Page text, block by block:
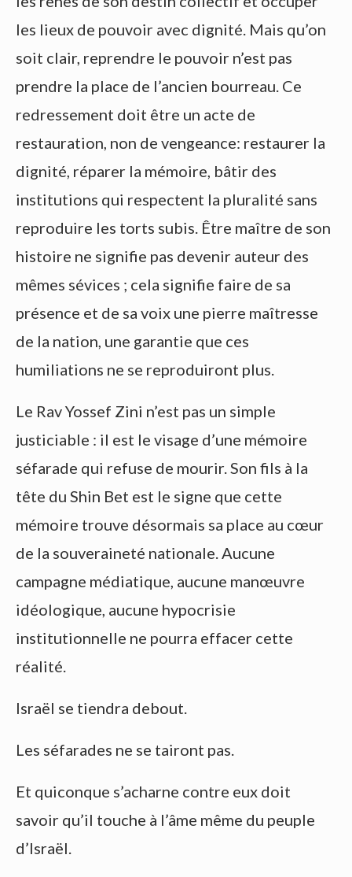
les lieux de pouvoir avec dignité. Mais qu’on
soit clair, reprendre le pouvoir n’est pas
prendre la place de l’ancien bourreau. Ce
redressement doit être un acte de
restauration, non de vengeance: restaurer la
dignité, réparer la mémoire, bâtir des
institutions qui respectent la pluralité sans
reproduire les torts subis. Être maître de son
histoire ne signifie pas devenir auteur des
mêmes sévices ; cela signifie faire de sa
présence et de sa voix une pierre maîtresse
de la nation, une garantie que ces
humiliations ne se reproduiront plus.
Le Rav Yossef Zini n’est pas un simple
justiciable : il est le visage d’une mémoire
séfarade qui refuse de mourir. Son fils à la
tête du Shin Bet est le signe que cette
mémoire trouve désormais sa place au cœur
de la souveraineté nationale. Aucune
campagne médiatique, aucune manœuvre
idéologique, aucune hypocrisie
institutionnelle ne pourra effacer cette
réalité.
Israël se tiendra debout.
Les séfarades ne se tairont pas.
Et quiconque s’acharne contre eux doit
savoir qu’il touche à l’âme même du peuple
d’Israël.